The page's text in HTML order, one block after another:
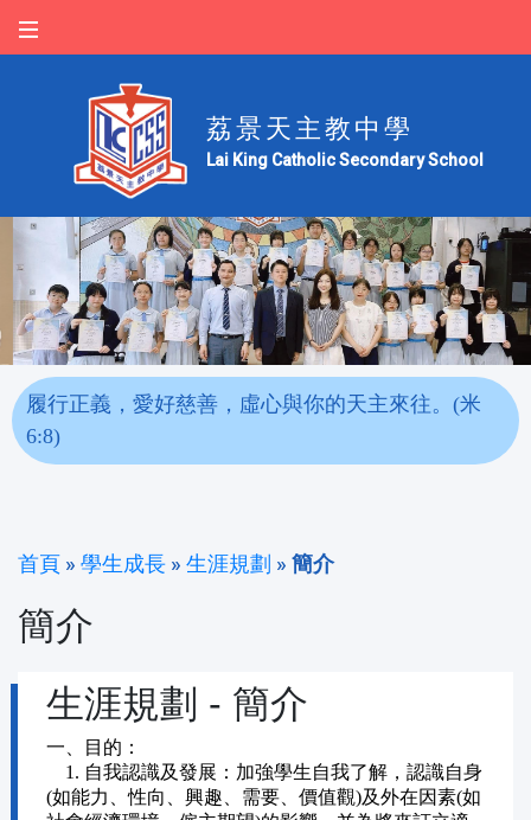
荔景天主教中學
Lai King Catholic Secondary School
履行正義，愛好慈善，虛心與你的天主來往。(米
6:8)
首頁 » 學生成長 » 生涯規劃 » 簡介
簡介
生涯規劃 - 簡介
一、目的：
1. 自我認識及發展：加強學生自我了解，認識自身
(如能力、性向、興趣、需要、價值觀)及外在因素(如